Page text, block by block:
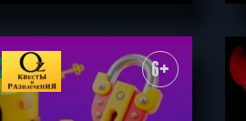
| КВЕСТ ПРОЙДЕН 6+